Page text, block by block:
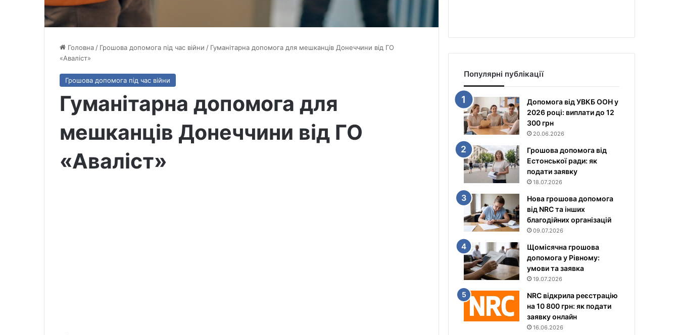
Головна / Грошова допомога під час війни / Гуманітарна допомога для мешканців Донеччини від ГО
«Аваліст»
Грошова допомога під час війни
Гуманітарна допомога для
мешканців Донеччини від ГО
«Аваліст»
Популярні публікації
Допомога від УВКБ ООН у
2026 році: виплати до 12
300 грн
20.06.2026
Грошова допомога від
Естонської ради: як
подати заявку
18.07.2026
Нова грошова допомога
від NRC та інших
благодійних організацій
09.07.2026
Щомісячна грошова
допомога у Рівному:
умови та заявка
19.07.2026
NRC відкрила реєстрацію
на 10 800 грн: як подати
заявку онлайн
16.06.2026